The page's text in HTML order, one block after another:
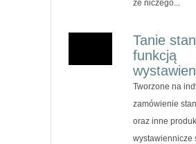
że niczego...
Tanie
funkcją
Tworzone na
zamówienie
oraz inne
wystawiennicze